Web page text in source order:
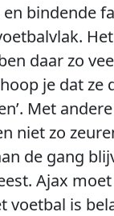
bindende
daar zo
je dat ze
Met
niet zo
de gang
Ajax
voetbal is